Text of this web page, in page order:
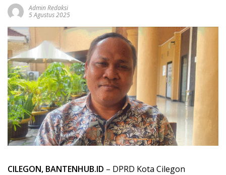
Admin Redaksi
5 Agustus 2025
CILEGON, BANTENHUB.ID – DPRD Kota Cilegon